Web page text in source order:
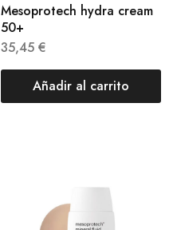
Mesoprotech hydra cream
50+
35,45 €
Añadir al carrito